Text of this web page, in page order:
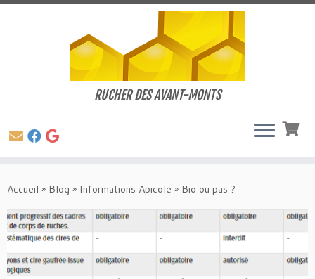
au
RUCHER DES AVANT-MONTS
Accueil » Blog » Informations Apicole » Bio ou pas ?